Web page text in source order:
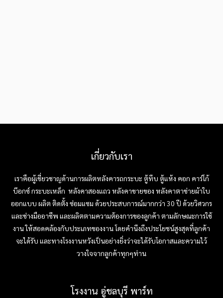
เกี่ยวกับเรา
เราคือผู้เชี่ยวชาญด้านการผลิตหลังคารถกระบะ ตู้ทึบ ตู้แห้ง คอก คาร์โก้
บ๊อกซ์ กระบะเหล็ก หลังคาสองแถว หลังคาขายของ หลังคาตาข่ายผ้าใบ
ออกแบบ ผลิต ติดตั้ง ซ่อมแซม ด้วยประสบการณ์มากกว่า 30 ปี ด้วยวิศวกร
และช่างมืออาชีพ และผลิตตามความต้องการของลูกค้า ตามลักษณะการใช้
งาน ให้สอดคล้องกับประเภทของงาน โดยคำนึงถึงประโยชน์สูงสุดที่ลูกค้า
จะได้รับ และทางโรงงานหวังเป็นอย่างยิ่งว่าจะได้รับโอกาสและความไว้
วางใจจากลูกค้าทุกๆท่าน
โรงงาน อู่ชลบุรี พาร์ท